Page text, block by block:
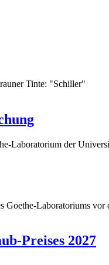
Laboratorium der
Preises 2027